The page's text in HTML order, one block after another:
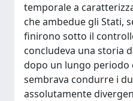
temporale a
che ambedue gli Stati,
finirono sotto il
concludeva una storia
dopo un lungo periodo
sembrava condurre i
assolutamente